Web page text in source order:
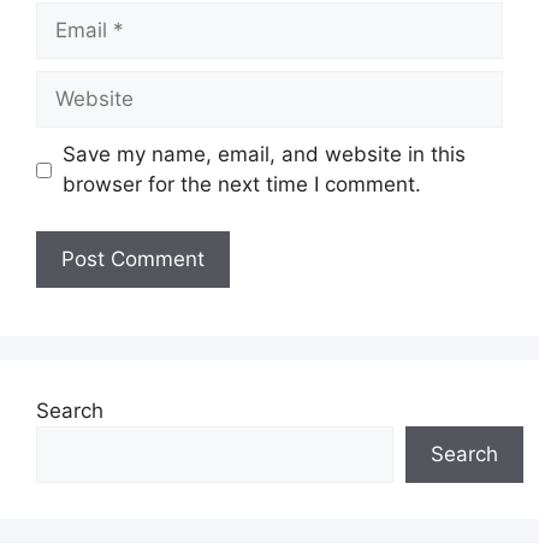
Email
Website
Save my name, email, and website in this
browser for the next time I comment.
Search
Search